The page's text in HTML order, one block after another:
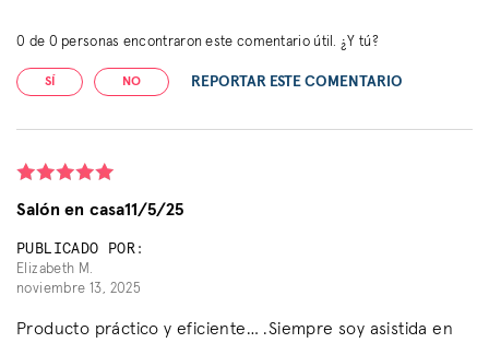
0 de 0 personas encontraron este comentario útil. ¿Y tú?
SÍ NO REPORTAR ESTE COMENTARIO
Salón en casa11/5/25
PUBLICADO POR:
Elizabeth M.
noviembre 13, 2025
Producto práctico y eficiente… .Siempre soy asistida en